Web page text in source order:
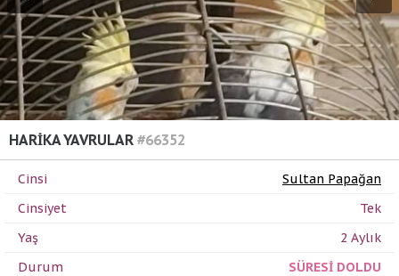
HARİKA YAVRULAR #66352
Cinsi
Sultan Papağan
Cinsiyet
Tek
Yaş
2 Aylık
Durum
SÜRESİ DOLDU